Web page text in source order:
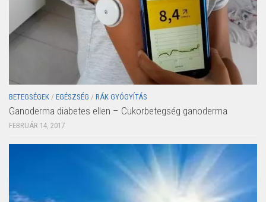
BETEGSÉGEK / EGÉSZSÉG / RÁK GYÓGYÍTÁS
Ganoderma diabetes ellen – Cukorbetegség ganoderma
FEBRUÁR 14, 2017